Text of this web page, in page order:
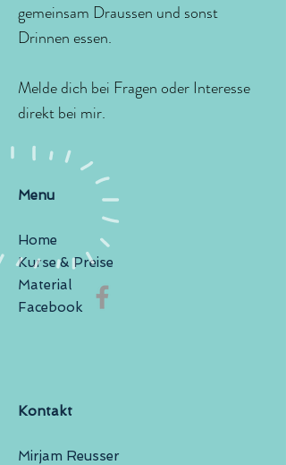
gemeinsam Draussen und sonst
Drinnen essen.
Melde dich bei Fragen oder Interesse
direkt bei mir.
Menu
Home
Kurse & Preise
Material
Facebook
Kontakt
Mirjam Reusser